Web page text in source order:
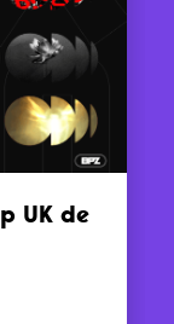
UK de